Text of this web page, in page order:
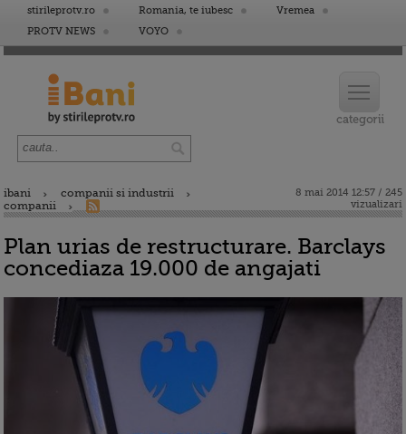
stirileprotv.ro Romania, te iubesc
Vremea
PROTV NEWS
VOYO
ibani
companii si industrii
companii
8 mai 2014 12:57 / 245
vizualizari
Plan urias de restructurare. Barclays
concediaza 19.000 de angajati